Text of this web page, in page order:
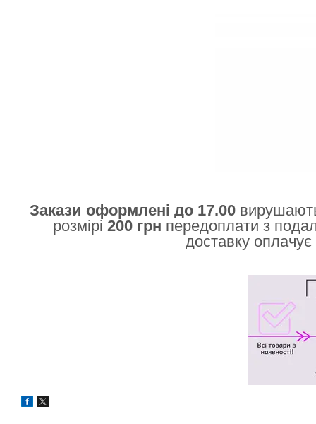
Закази оформлені до 17.00
розмірі 200 грн передоплати з
доставку